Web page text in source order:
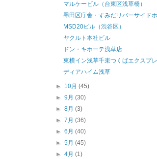
マルケービル（台東区浅草橋）
墨田区庁舎・すみだリバーサイド
MSD20ビル（渋谷区）
ヤクルト本社ビル
ドン・キホーテ浅草店
東横イン浅草千束つくばエクスプ
ディアハイム浅草
► 10月(45)
►9月(30)
►8月(3)
►7月(36)
►6月(40)
►5月(45)
►4月(1)